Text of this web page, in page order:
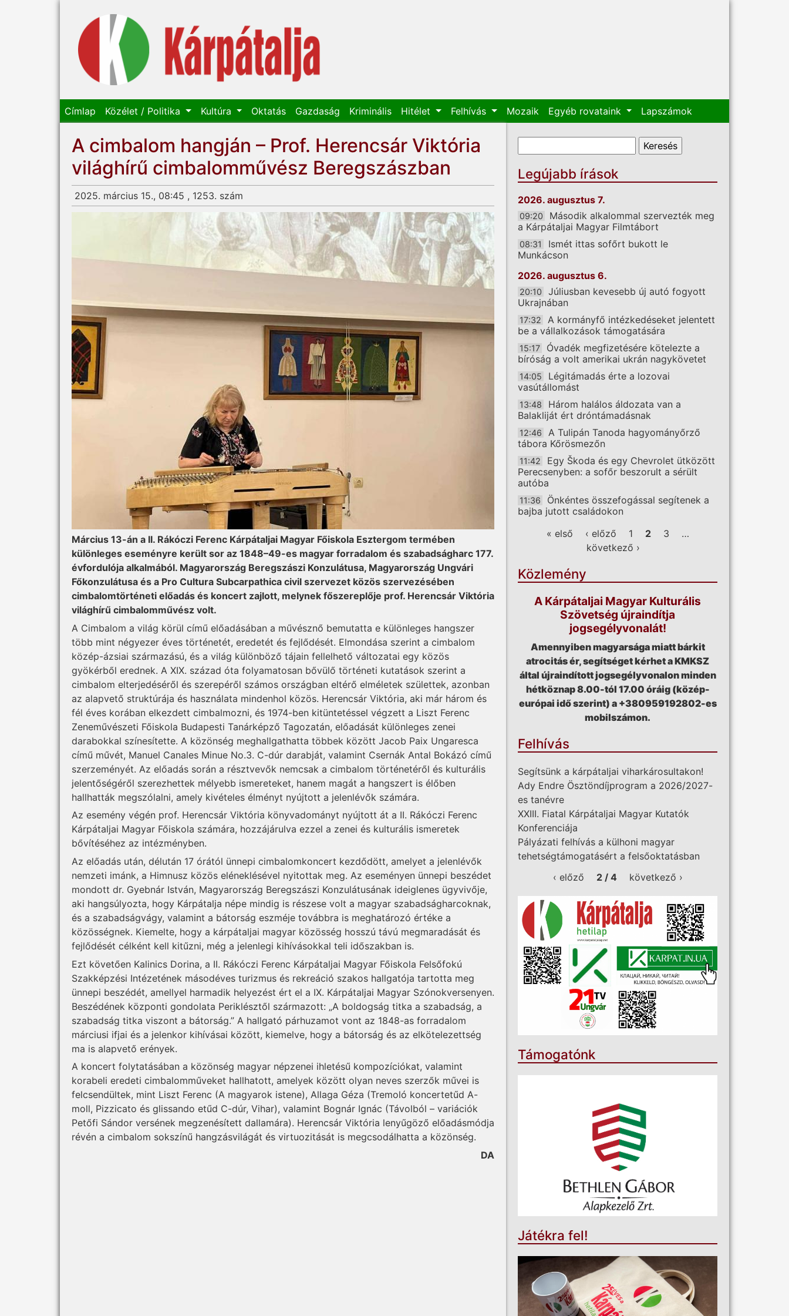
Címlap Közélet / Politika Kultúra Oktatás Gazdaság Kriminális Hitélet Felhívás Mozaik Egyéb rovataink Lapszámok
A cimbalom hangján – Prof. Herencsár Viktória
világhírű cimbalomművész Beregszászban
2025. március 15., 08:45 , 1253. szám
Március 13-án a II. Rákóczi Ferenc Kárpátaljai Magyar Főiskola Esztergom termében
különleges eseményre került sor az 1848–49-es magyar forradalom és szabadságharc 177.
évfordulója alkalmából. Magyarország Beregszászi Konzulátusa, Magyarország Ungvári
Főkonzulátusa és a Pro Cultura Subcarpathica civil szervezet közös szervezésében
cimbalomtörténeti előadás és koncert zajlott, melynek főszereplője prof. Herencsár Viktória
világhírű cimbalomművész volt.
A Cimbalom a világ körül című előadásában a művésznő bemutatta e különleges hangszer
több mint négyezer éves történetét, eredetét és fejlődését. Elmondása szerint a cimbalom
közép-ázsiai származású, és a világ különböző tájain fellelhető változatai egy közös
gyökérből erednek. A XIX. század óta folyamatosan bővülő történeti kutatások szerint a
cimbalom elterjedéséről és szerepéről számos országban eltérő elméletek születtek, azonban
az alapvető struktúrája és használata mindenhol közös. Herencsár Viktória, aki már három és
fél éves korában elkezdett cimbalmozni, és 1974-ben kitüntetéssel végzett a Liszt Ferenc
Zeneművészeti Főiskola Budapesti Tanárképző Tagozatán, előadását különleges zenei
darabokkal színesítette. A közönség meghallgathatta többek között Jacob Paix Ungaresca
című művét, Manuel Canales Minue No.3. C-dúr darabját, valamint Csernák Antal Bokázó című
szerzeményét. Az előadás során a résztvevők nemcsak a cimbalom történetéről és kulturális
jelentőségéről szerezhettek mélyebb ismereteket, hanem magát a hangszert is élőben
hallhatták megszólalni, amely kivételes élményt nyújtott a jelenlévők számára.
Az esemény végén prof. Herencsár Viktória könyvadományt nyújtott át a II. Rákóczi Ferenc
Kárpátaljai Magyar Főiskola számára, hozzájárulva ezzel a zenei és kulturális ismeretek
bővítéséhez az intézményben.
Az előadás után, délután 17 órától ünnepi cimbalomkoncert kezdődött, amelyet a jelenlévők
nemzeti imánk, a Himnusz közös eléneklésével nyitottak meg. Az eseményen ünnepi beszédet
mondott dr. Gyebnár István, Magyarország Beregszászi Konzulátusának ideiglenes ügyvivője,
aki hangsúlyozta, hogy Kárpátalja népe mindig is részese volt a magyar szabadságharcoknak,
és a szabadságvágy, valamint a bátorság eszméje továbbra is meghatározó értéke a
közösségnek. Kiemelte, hogy a kárpátaljai magyar közösség hosszú távú megmaradását és
fejlődését célként kell kitűzni, még a jelenlegi kihívásokkal teli időszakban is.
Ezt követően Kalinics Dorina, a II. Rákóczi Ferenc Kárpátaljai Magyar Főiskola Felsőfokú
Szakképzési Intézetének másodéves turizmus és rekreáció szakos hallgatója tartotta meg
ünnepi beszédét, amellyel harmadik helyezést ért el a IX. Kárpátaljai Magyar Szónokversenyen.
Beszédének központi gondolata Periklésztől származott: „A boldogság titka a szabadság, a
szabadság titka viszont a bátorság.” A hallgató párhuzamot vont az 1848-as forradalom
márciusi ifjai és a jelenkor kihívásai között, kiemelve, hogy a bátorság és az elkötelezettség
ma is alapvető erények.
A koncert folytatásában a közönség magyar népzenei ihletésű kompozíciókat, valamint
korabeli eredeti cimbalomműveket hallhatott, amelyek között olyan neves szerzők művei is
felcsendültek, mint Liszt Ferenc (A magyarok istene), Allaga Géza (Tremoló koncertetűd A-
moll, Pizzicato és glissando etűd C-dúr, Vihar), valamint Bognár Ignác (Távolból – variációk
Petőfi Sándor versének megzenésített dallamára). Herencsár Viktória lenyűgöző előadásmódja
révén a cimbalom sokszínű hangzásvilágát és virtuozitását is megcsodálhatta a közönség.
DA
Keresés űrlap
Legújabb írások
2026. augusztus 7.
09:20
Második alkalommal szervezték meg
a Kárpátaljai Magyar Filmtábort
08:31
Ismét ittas sofőrt bukott le
Munkácson
2026. augusztus 6.
20:10
Júliusban kevesebb új autó fogyott
Ukrajnában
17:32
A kormányfő intézkedéseket jelentett
be a vállalkozások támogatására
15:17
Óvadék megfizetésére kötelezte a
bíróság a volt amerikai ukrán nagykövetet
14:05
Légitámadás érte a lozovai
vasútállomást
13:48
Három halálos áldozata van a
Balakliját ért dróntámadásnak
12:46
A Tulipán Tanoda hagyományőrző
tábora Kőrösmezőn
11:42
Egy Škoda és egy Chevrolet ütközött
Perecsenyben: a sofőr beszorult a sérült
autóba
11:36
Önkéntes összefogással segítenek a
bajba jutott családokon
Oldalak
« első ‹ előző 1 2 3
…
következő ›
Közlemény
A Kárpátaljai Magyar Kulturális
Szövetség újraindítja
jogsegélyvonalát!
Amennyiben magyarsága miatt bárkit
atrocitás ér, segítséget kérhet a KMKSZ
által újraindított jogsegélyvonalon minden
hétköznap 8.00-tól 17.00 óráig (közép-
európai idő szerint) a +380959192802-es
mobilszámon.
Felhívás
Segítsünk a kárpátaljai viharkárosultakon!
Ady Endre Ösztöndíjprogram a 2026/2027-
es tanévre
XXIII. Fiatal Kárpátaljai Magyar Kutatók
Konferenciája
Pályázati felhívás a külhoni magyar
tehetségtámogatásért a felsőoktatásban
‹ előző
2 / 4 következő ›
Támogatónk
Játékra fel!